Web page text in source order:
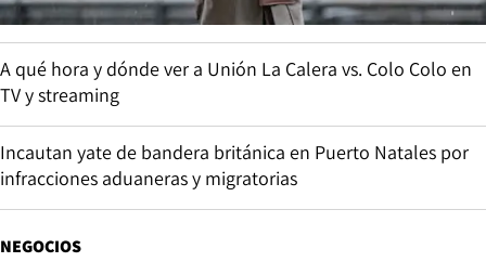
A qué hora y dónde ver a Unión La Calera vs. Colo Colo en
TV y streaming
Incautan yate de bandera británica en Puerto Natales por
infracciones aduaneras y migratorias
NEGOCIOS